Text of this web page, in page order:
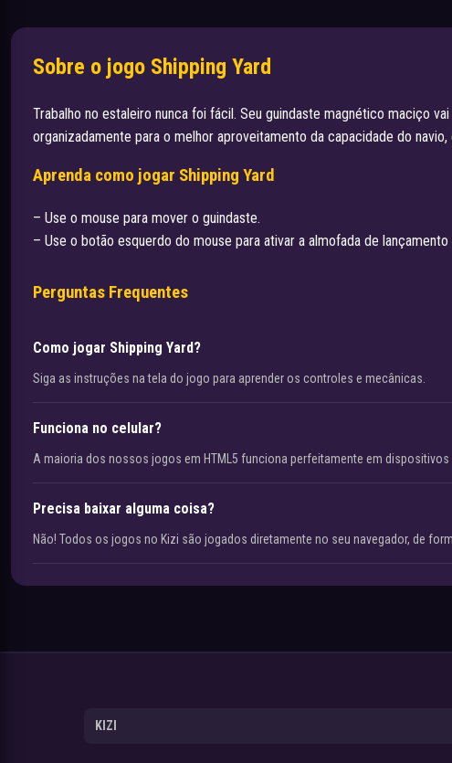
Sobre o jogo Shipping Yard
Trabalho no estaleiro nunca foi fácil. Seu guindaste magnético maciço
organizadamente para o melhor aproveitamento da capacidade do
Aprenda como jogar Shipping Yard
– Use o mouse para mover o guindaste.
– Use o botão esquerdo do mouse para ativar a almofada de
Perguntas Frequentes
Como jogar Shipping Yard?
Siga as instruções na tela do jogo para aprender os controles e mecânicas.
Funciona no celular?
A maioria dos nossos jogos em HTML5 funciona perfeitamente em
Precisa baixar alguma coisa?
Não! Todos os jogos no Kizi são jogados diretamente no seu navegador, de
KIZI